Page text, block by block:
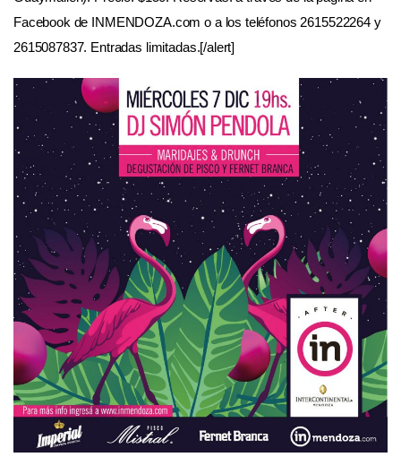
Facebook de INMENDOZA.com o a los teléfonos 2615522264 y
2615087837. Entradas limitadas.[/alert]